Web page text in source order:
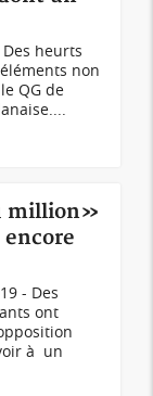
heurts
non
QG de
million»
- Des
ont
à un